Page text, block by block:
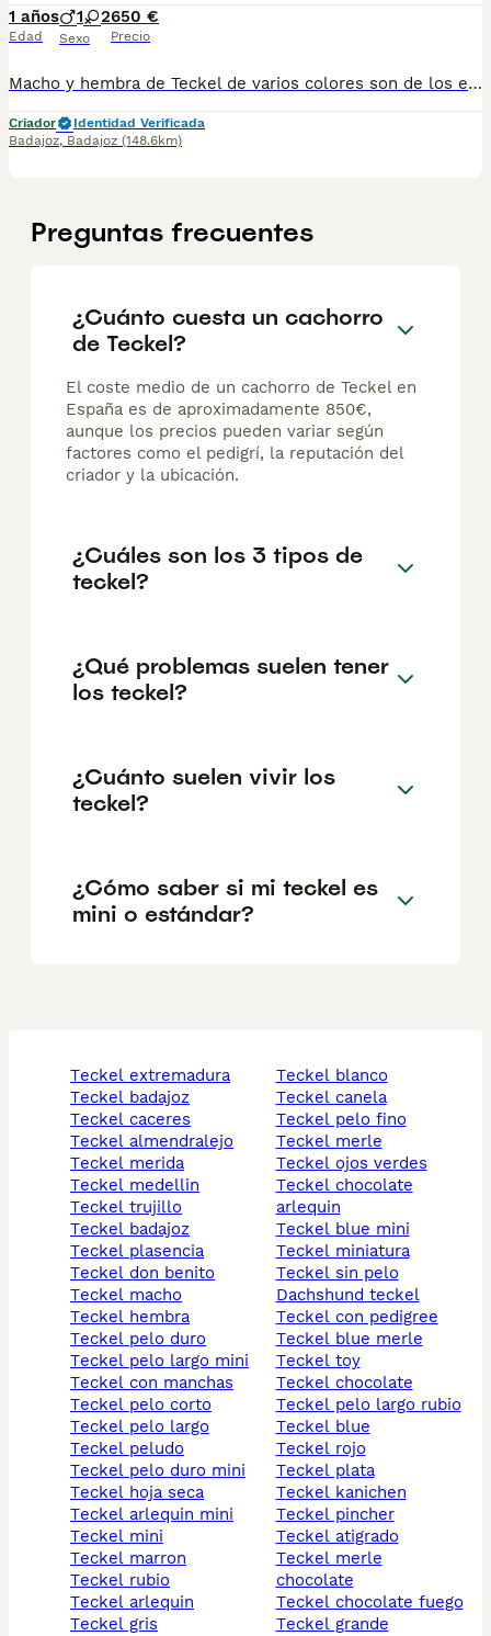
1 años
Edad
1 2
Sexo
650 €
Precio
Macho y hembra de Teckel de varios colores son de los enanos se entregan vacunados desparasitado pasaporte microchip se pueden mandar a cualquier provincia y se puede pagar totalmente a contrareembolso también se puede recoger en casa no dudéis en preguntar tlf 600881366
Criador
Identidad Verificada
Badajoz, Badajoz (148.6km)
Preguntas frecuentes
¿Cuánto cuesta un cachorro
de Teckel?
El coste medio de un cachorro de Teckel en
España es de aproximadamente 850€,
aunque los precios pueden variar según
factores como el pedigrí, la reputación del
criador y la ubicación.
¿Cuáles son los 3 tipos de
teckel?
¿Qué problemas suelen tener
los teckel?
¿Cuánto suelen vivir los
teckel?
¿Cómo saber si mi teckel es
mini o estándar?
teckel extremadura
teckel badajoz
teckel caceres
teckel almendralejo
teckel merida
teckel medellin
teckel trujillo
teckel badajoz
teckel plasencia
teckel don benito
teckel macho
teckel hembra
teckel pelo duro
teckel pelo largo mini
teckel con manchas
teckel pelo corto
teckel pelo largo
teckel peludo
teckel pelo duro mini
teckel hoja seca
teckel arlequin mini
teckel mini
teckel marron
teckel rubio
teckel arlequin
teckel gris
teckel blanco
teckel canela
teckel pelo fino
teckel merle
teckel ojos verdes
teckel chocolate
arlequin
teckel blue mini
teckel miniatura
teckel sin pelo
dachshund teckel
teckel con pedigree
teckel blue merle
teckel toy
teckel chocolate
teckel pelo largo rubio
teckel blue
teckel rojo
teckel plata
teckel kanichen
teckel pincher
teckel atigrado
teckel merle
chocolate
teckel chocolate fuego
teckel grande